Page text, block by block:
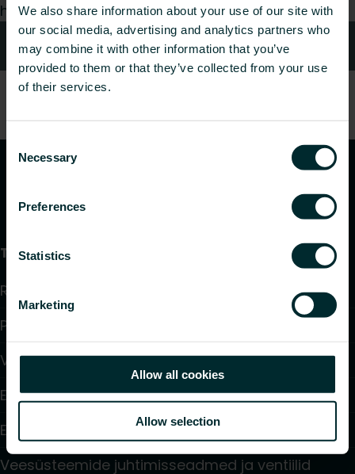
We also share information about your use of our site with
our social media, advertising and analytics partners who
may combine it with other information that you’ve
provided to them or that they’ve collected from your use
of their services.
Consent
Selection
Necessary
Preferences
Statistics
Marketing
Allow all cookies
Allow selection
hea meelega teie päringule.
Kontaktid
Tooted
Radiaatorid ja vannitoaradiaatorid
Põrandaküte ja jahutus
Ventilaatoriga konvektorid
Elektriküte
Elektroonilised juhtimisseadmed
Veesüsteemide juhtimisseadmed ja ventiilid